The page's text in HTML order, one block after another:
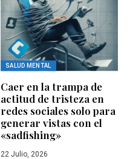
SALUD MENTAL
Caer en la trampa de
actitud de tristeza en
redes sociales solo para
generar vistas con el
«sadfishing»
22 Julio, 2026